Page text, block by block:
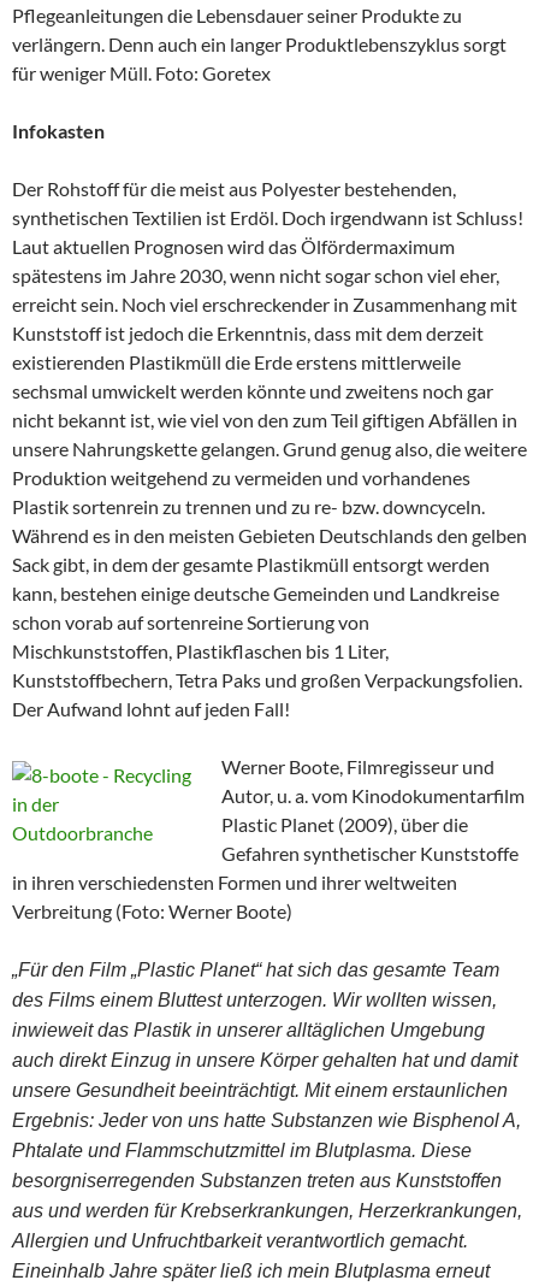
Pflegeanleitungen die Lebensdauer seiner Produkte zu
verlängern. Denn auch ein langer Produktlebenszyklus sorgt
für weniger Müll. Foto: Goretex
Infokasten
Der Rohstoff für die meist aus Polyester bestehenden,
synthetischen Textilien ist Erdöl. Doch irgendwann ist Schluss!
Laut aktuellen Prognosen wird das Ölfördermaximum
spätestens im Jahre 2030, wenn nicht sogar schon viel eher,
erreicht sein. Noch viel erschreckender in Zusammenhang mit
Kunststoff ist jedoch die Erkenntnis, dass mit dem derzeit
existierenden Plastikmüll die Erde erstens mittlerweile
sechsmal umwickelt werden könnte und zweitens noch gar
nicht bekannt ist, wie viel von den zum Teil giftigen Abfällen in
unsere Nahrungskette gelangen. Grund genug also, die weitere
Produktion weitgehend zu vermeiden und vorhandenes
Plastik sortenrein zu trennen und zu re- bzw. downcyceln.
Während es in den meisten Gebieten Deutschlands den gelben
Sack gibt, in dem der gesamte Plastikmüll entsorgt werden
kann, bestehen einige deutsche Gemeinden und Landkreise
schon vorab auf sortenreine Sortierung von
Mischkunststoffen, Plastikflaschen bis 1 Liter,
Kunststoffbechern, Tetra Paks und großen Verpackungsfolien.
Der Aufwand lohnt auf jeden Fall!
Werner Boote, Filmregisseur und
Autor, u. a. vom Kinodokumentarfilm
Plastic Planet (2009), über die
Gefahren synthetischer Kunststoffe
in ihren verschiedensten Formen und ihrer weltweiten
Verbreitung (Foto: Werner Boote)
„Für den Film „Plastic Planet“ hat sich das gesamte Team
des Films einem Bluttest unterzogen. Wir wollten wissen,
inwieweit das Plastik in unserer alltäglichen Umgebung
auch direkt Einzug in unsere Körper gehalten hat und damit
unsere Gesundheit beeinträchtigt. Mit einem erstaunlichen
Ergebnis: Jeder von uns hatte Substanzen wie Bisphenol A,
Phtalate und Flammschutzmittel im Blutplasma. Diese
besorgniserregenden Substanzen treten aus Kunststoffen
aus und werden für Krebserkrankungen, Herzerkrankungen,
Allergien und Unfruchtbarkeit verantwortlich gemacht.
Eineinhalb Jahre später ließ ich mein Blutplasma erneut